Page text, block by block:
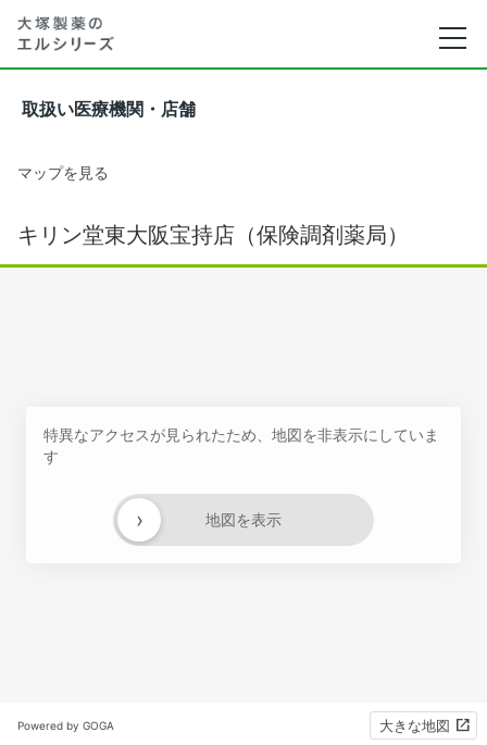
取扱い医療機関・店舗
マップを見る
キリン堂東大阪宝持店（保険調剤薬局）
特異なアクセスが見られたため、地図を非表示にしていま
す
地図を表示
›
Powered by GOGA 大きな地図